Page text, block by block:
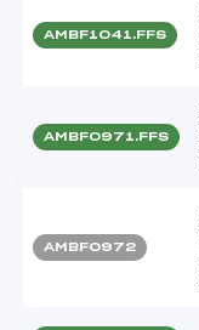
AMBF1041.FFS
AMBF0971.FFS
AMBF0972